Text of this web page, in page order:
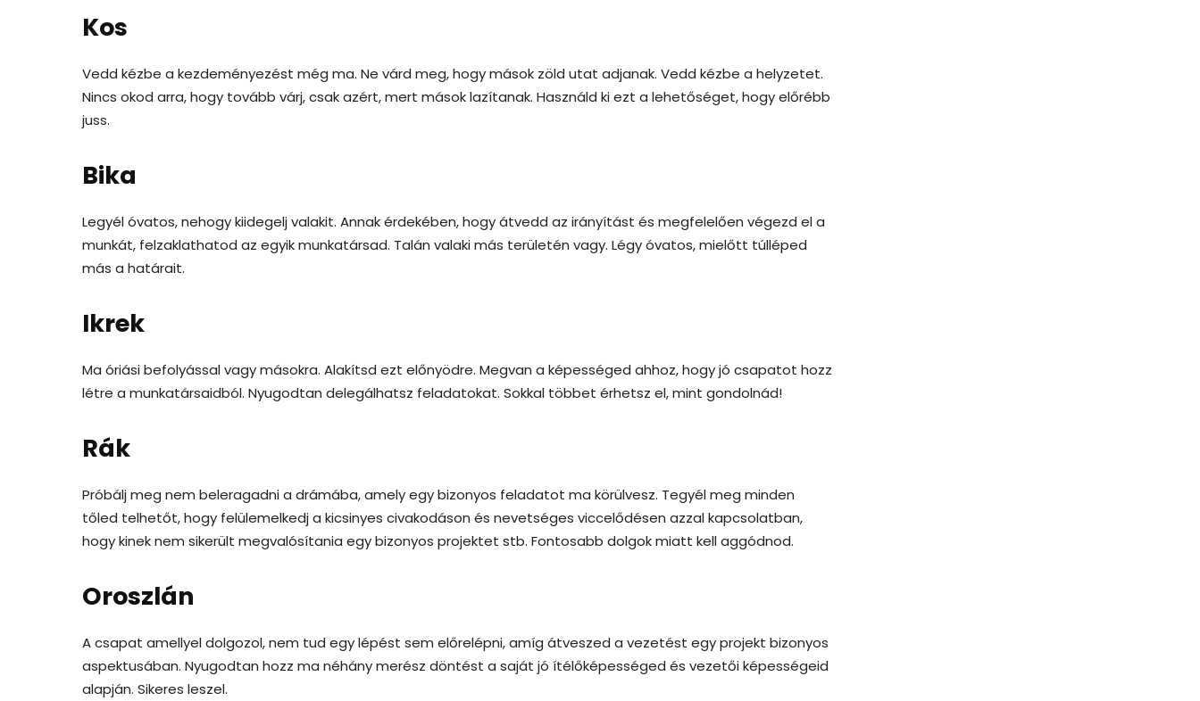
Kos
Vedd kézbe a kezdeményezést még ma. Ne várd meg, hogy mások zöld utat adjanak. Vedd kézbe a helyzetet.
Nincs okod arra, hogy tovább várj, csak azért, mert mások lazítanak. Használd ki ezt a lehetőséget, hogy előrébb
juss.
Bika
Legyél óvatos, nehogy kiidegelj valakit. Annak érdekében, hogy átvedd az irányítást és megfelelően végezd el a
munkát, felzaklathatod az egyik munkatársad. Talán valaki más területén vagy. Légy óvatos, mielőtt túlléped
más a határait.
Ikrek
Ma óriási befolyással vagy másokra. Alakítsd ezt előnyödre. Megvan a képességed ahhoz, hogy jó csapatot hozz
létre a munkatársaidból. Nyugodtan delegálhatsz feladatokat. Sokkal többet érhetsz el, mint gondolnád!
Rák
Próbálj meg nem beleragadni a drámába, amely egy bizonyos feladatot ma körülvesz. Tegyél meg minden
tőled telhetőt, hogy felülemelkedj a kicsinyes civakodáson és nevetséges viccelődésen azzal kapcsolatban,
hogy kinek nem sikerült megvalósítania egy bizonyos projektet stb. Fontosabb dolgok miatt kell aggódnod.
Oroszlán
A csapat amellyel dolgozol, nem tud egy lépést sem előrelépni, amíg átveszed a vezetést egy projekt bizonyos
aspektusában. Nyugodtan hozz ma néhány merész döntést a saját jó ítélőképességed és vezetői képességeid
alapján. Sikeres leszel.